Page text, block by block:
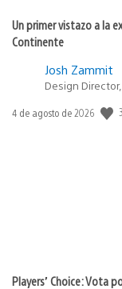
Un primer vistazo a la
Continente
Josh Zammit
Design Director,
Fecha
4 de agosto de 2026 3
Players’ Choice: Vota